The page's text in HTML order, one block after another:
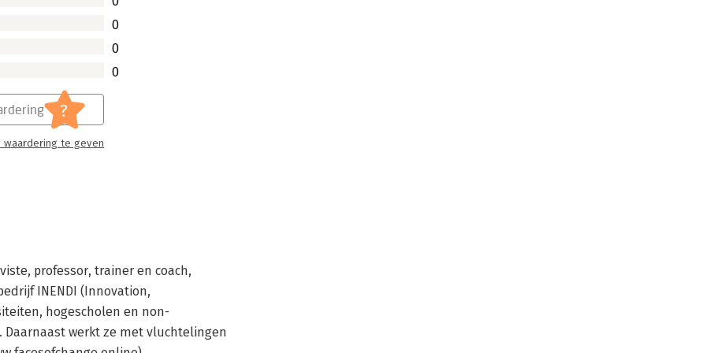
0
0
0
?
waardering te geven
professor, trainer en coach,
INENDI (Innovation,
hogescholen en non-
werkt ze met vluchtelingen